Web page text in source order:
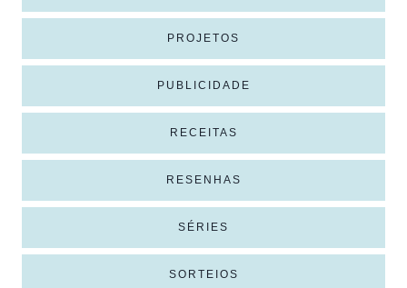
PROJETOS
PUBLICIDADE
RECEITAS
RESENHAS
SÉRIES
SORTEIOS